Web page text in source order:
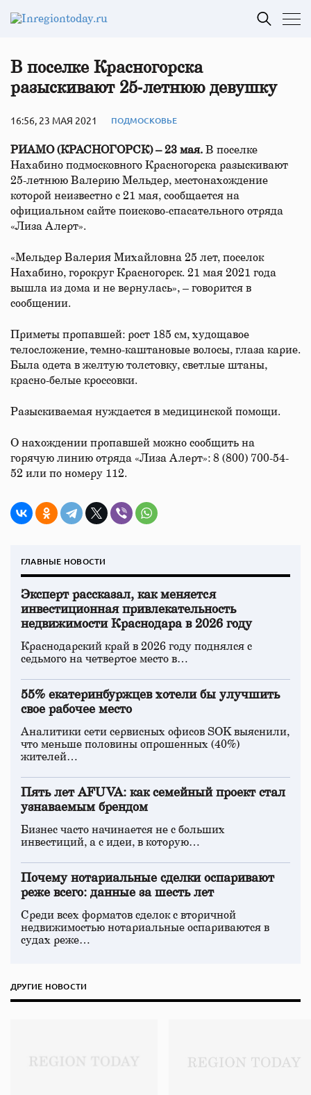
В поселке Красногорска
разыскивают 25‑летнюю девушку
16:56, 23 МАЯ 2021 ПОДМОСКОВЬЕ
РИАМО (КРАСНОГОРСК) – 23 мая. В поселке
Нахабино подмосковного Красногорска разыскивают
25-летнюю Валерию Мельдер, местонахождение
которой неизвестно с 21 мая, сообщается на
официальном сайте поисково-спасательного отряда
«Лиза Алерт».
«Мельдер Валерия Михайловна 25 лет, поселок
Нахабино, горокруг Красногорск. 21 мая 2021 года
вышла из дома и не вернулась», – говорится в
сообщении.
Приметы пропавшей: рост 185 см, худощавое
телосложение, темно-каштановые волосы, глаза карие.
Была одета в желтую толстовку, светлые штаны,
красно-белые кроссовки.
Разыскиваемая нуждается в медицинской помощи.
О нахождении пропавшей можно сообщить на
горячую линию отряда «Лиза Алерт»: 8 (800) 700-54-
52 или по номеру 112.
ГЛАВНЫЕ НОВОСТИ
Эксперт рассказал, как меняется
инвестиционная привлекательность
недвижимости Краснодара в 2026 году
Краснодарский край в 2026 году поднялся с
седьмого на четвертое место в…
55% екатеринбуржцев хотели бы улучшить
свое рабочее место
Аналитики сети сервисных офисов SOK выяснили,
что меньше половины опрошенных (40%)
жителей…
Пять лет AFUVA: как семейный проект стал
узнаваемым брендом
Бизнес часто начинается не с больших
инвестиций, а с идеи, в которую…
Почему нотариальные сделки оспаривают
реже всего: данные за шесть лет
Среди всех форматов сделок с вторичной
недвижимостью нотариальные оспариваются в
судах реже…
ДРУГИЕ НОВОСТИ